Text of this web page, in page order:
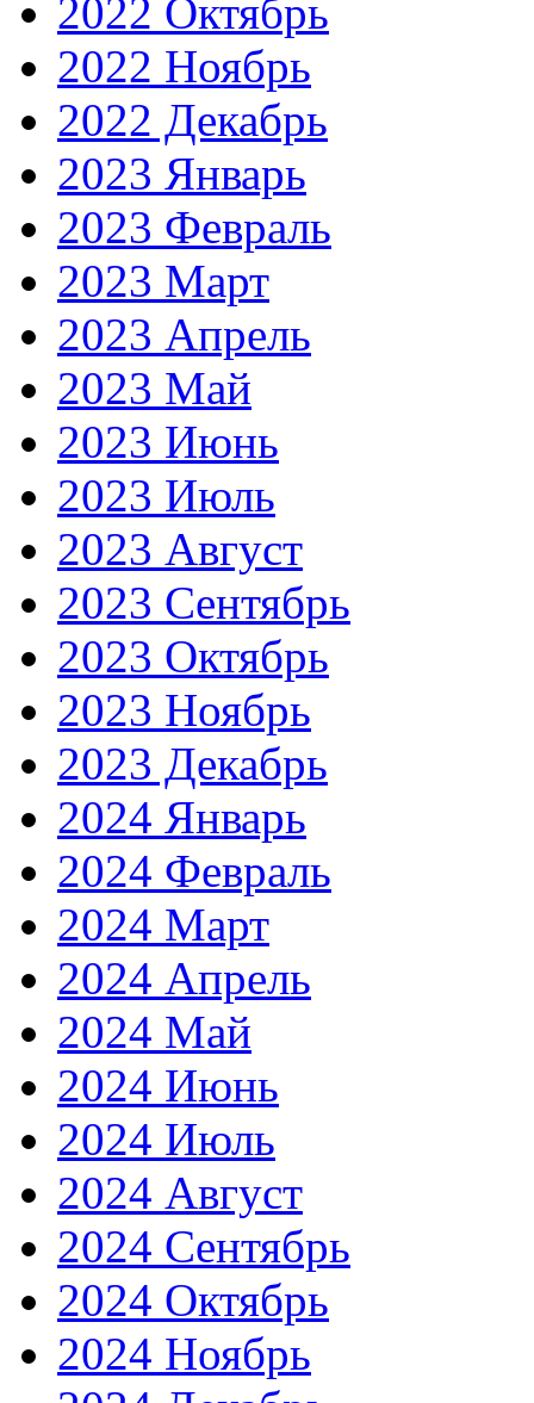
2022 Октябрь
2022 Ноябрь
2022 Декабрь
2023 Январь
2023 Февраль
2023 Март
2023 Апрель
2023 Май
2023 Июнь
2023 Июль
2023 Август
2023 Сентябрь
2023 Октябрь
2023 Ноябрь
2023 Декабрь
2024 Январь
2024 Февраль
2024 Март
2024 Апрель
2024 Май
2024 Июнь
2024 Июль
2024 Август
2024 Сентябрь
2024 Октябрь
2024 Ноябрь